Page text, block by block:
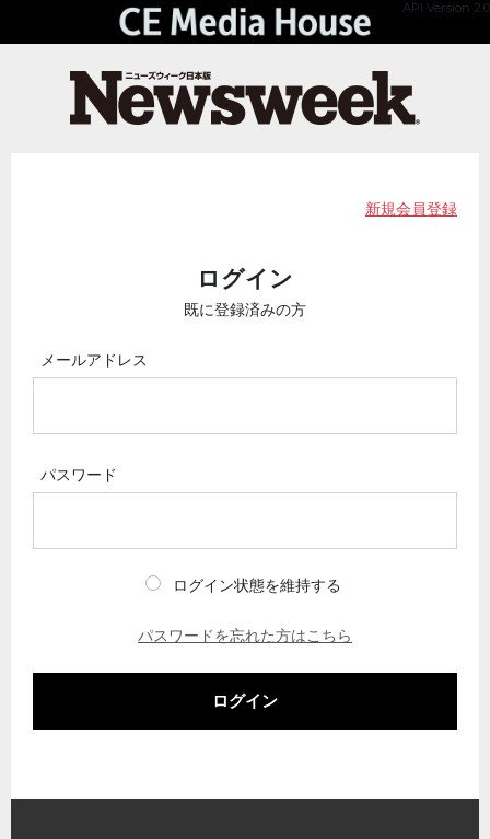
API Version 2.0
新規会員登録
ログイン
既に登録済みの方
メールアドレス
パスワード
ログイン状態を維持する
パスワードを忘れた方はこちら
ログイン